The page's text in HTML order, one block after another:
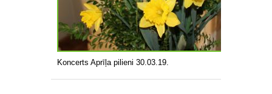
Koncerts Aprīļa pilieni 30.03.19.